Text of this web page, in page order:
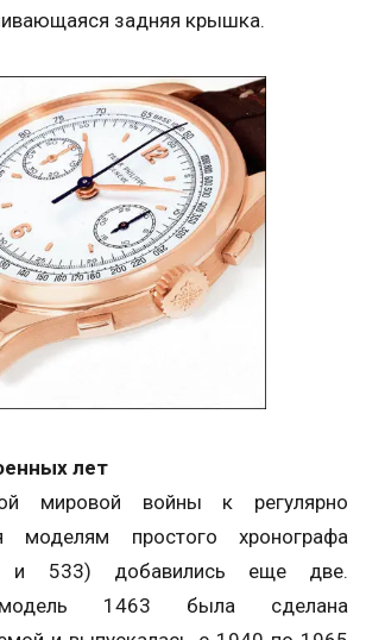
задняя крышка.
лет
мировой войны к регулярно
моделям простого хронографа
и 533) добавились еще две.
модель 1463 была сделана